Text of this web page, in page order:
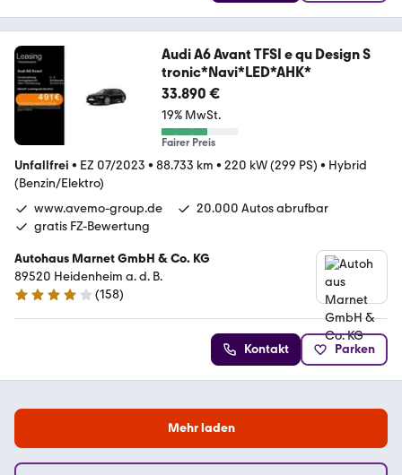
Audi A6 Avant TFSI e qu Design S
tronic*Navi*LED*AHK*
33.890 €
19% MwSt.
Fairer Preis
Unfallfrei • EZ 07/2023 • 88.733 km • 220 kW (299 PS) • Hybrid
(Benzin/Elektro)
www.avemo-group.de
20.000 Autos abrufbar
gratis FZ-Bewertung
Autohaus Marnet GmbH & Co. KG
89520 Heidenheim a. d. B.
4.1 Sterne
(158)
Kontakt Parken
Mehr laden